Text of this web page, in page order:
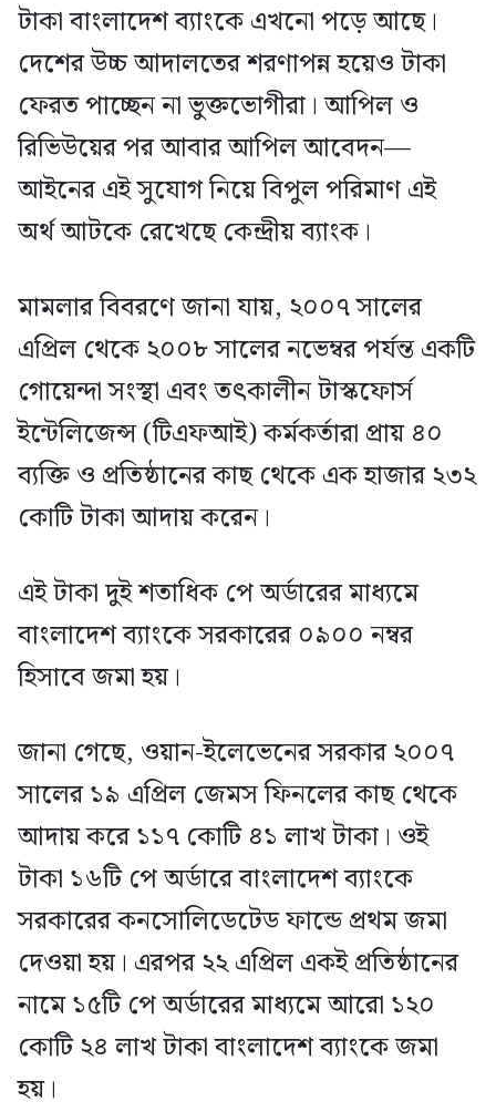
টাকা বাংলাদেশ ব্যাংকে এখনো পড়ে আছে।
দেশের উচ্চ আদালতের শরণাপন্ন হয়েও টাকা
ফেরত পাচ্ছেন না ভুক্তভোগীরা। আপিল ও
রিভিউয়ের পর আবার আপিল আবেদন—
আইনের এই সুযোগ নিয়ে বিপুল পরিমাণ এই
অর্থ আটকে রেখেছে কেন্দ্রীয় ব্যাংক।
মামলার বিবরণে জানা যায়, ২০০৭ সালের
এপ্রিল থেকে ২০০৮ সালের নভেম্বর পর্যন্ত একটি
গোয়েন্দা সংস্থা এবং তৎকালীন টাস্কফোর্স
ইন্টেলিজেন্স (টিএফআই) কর্মকর্তারা প্রায় ৪০
ব্যক্তি ও প্রতিষ্ঠানের কাছ থেকে এক হাজার ২৩২
কোটি টাকা আদায় করেন।
এই টাকা দুই শতাধিক পে অর্ডারের মাধ্যমে
বাংলাদেশ ব্যাংকে সরকারের ০৯০০ নম্বর
হিসাবে জমা হয়।
জানা গেছে, ওয়ান-ইলেভেনের সরকার ২০০৭
সালের ১৯ এপ্রিল জেমস ফিনলের কাছ থেকে
আদায় করে ১১৭ কোটি ৪১ লাখ টাকা। ওই
টাকা ১৬টি পে অর্ডারে বাংলাদেশ ব্যাংকে
সরকারের কনসোলিডেটেড ফান্ডে প্রথম জমা
দেওয়া হয়। এরপর ২২ এপ্রিল একই প্রতিষ্ঠানের
নামে ১৫টি পে অর্ডারের মাধ্যমে আরো ১২০
কোটি ২৪ লাখ টাকা বাংলাদেশ ব্যাংকে জমা
হয়।